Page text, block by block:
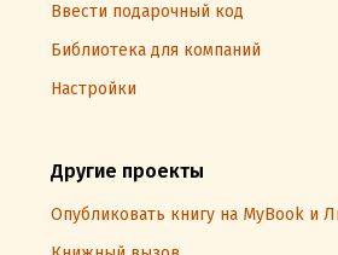
Ввести подарочный код
Библиотека для компаний
Настройки
Другие проекты
Опубликовать книгу на MyBook и